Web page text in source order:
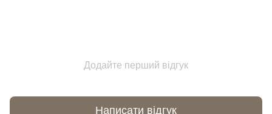
Додайте перший відгук
Написати відгук